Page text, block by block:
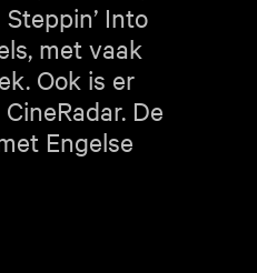
Into
met vaak
Ook is er
De
Engelse